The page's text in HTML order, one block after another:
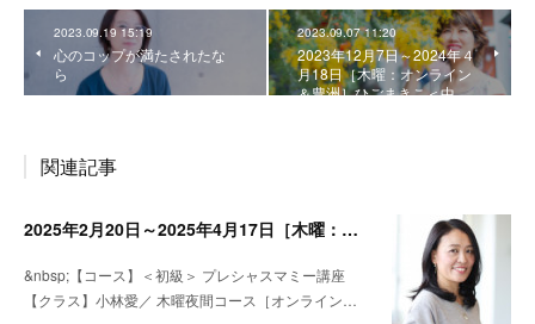
2023.09.19 15:19
心のコップが満たされたな
ら
2023.09.07 11:20
2023年12月7日～2024年４
月18日［木曜：オンライン
＆豊洲］ひごまきこ＜中…
関連記事
2025年2月20日～2025年4月17日［木曜：オンライン］小林愛・＜初級＞プレシャスマミー講座名
&nbsp;【コース】＜初級＞ プレシャスマミー講座
【クラス】小林愛／ 木曜夜間コース［オンライン…